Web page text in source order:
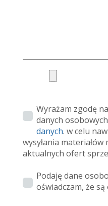
Wyrażam zgodę
danych
danych. w celu
wysyłania
aktualnych ofert
Podaję dane
oświadczam, że